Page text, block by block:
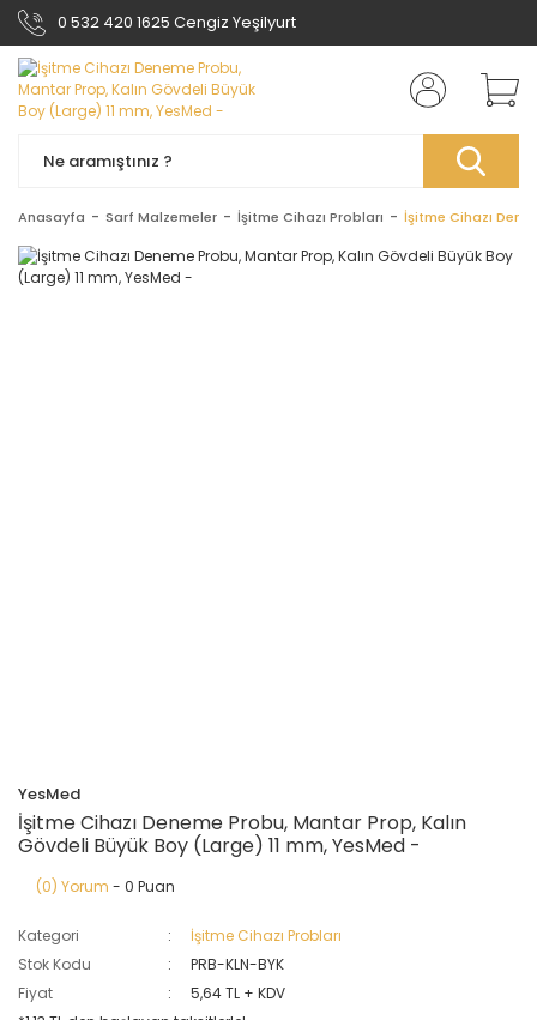
0 532 420 1625 Cengiz Yeşilyurt
Anasayfa Sarf Malzemeler İşitme Cihazı Probları İşitme Cihazı
YesMed
İşitme Cihazı Deneme Probu, Mantar Prop, Kalın
Gövdeli Büyük Boy (Large) 11 mm, YesMed -
(0) Yorum - 0 Puan
Kategori
İşitme Cihazı Probları
Stok Kodu
PRB-KLN-BYK
Fiyat
5,64 TL + KDV